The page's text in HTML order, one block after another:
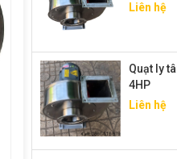
Ống gió tròn xoắn D100
Liên hệ
Quạt ly
4HP
Liên hệ